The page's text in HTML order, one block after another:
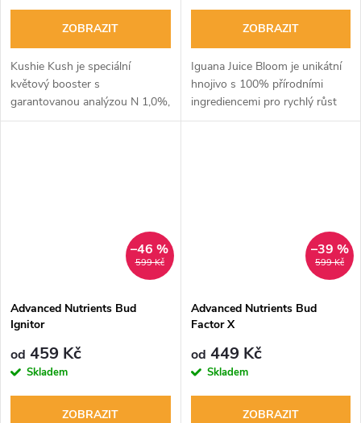
ZOBRAZIT
Kushie Kush je speciální
květový booster s
garantovanou analýzou N 1,0%,
P2O5 7,0%, K20 17,0%, Mg
ZOBRAZIT
Iguana Juice Bloom je unikátní
hnojivo s 100% přírodními
ingrediencemi pro rychlý růst
rostlin. Urychluje metabolismus,
599 Kč
–46 %
Advanced Nutrients Bud
Ignitor
od 459 Kč
Skladem
ZOBRAZIT
599 Kč
–39 %
Advanced Nutrients Bud
Factor X
od 449 Kč
Skladem
ZOBRAZIT